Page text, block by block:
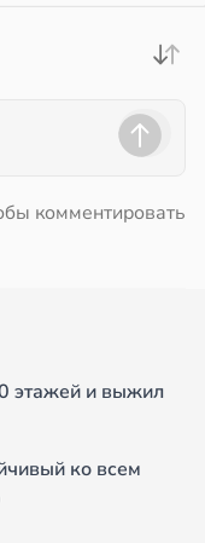
комментировать
этажей и выжил
ко всем